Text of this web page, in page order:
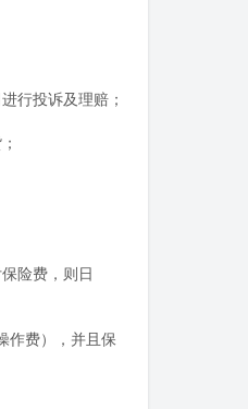
行投诉及理赔；
险费，则日
作费），并且保